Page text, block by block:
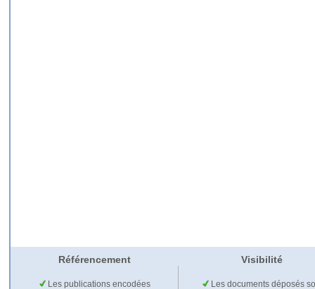
Référencement Visibilité
Les publications encodées
Les documents déposés